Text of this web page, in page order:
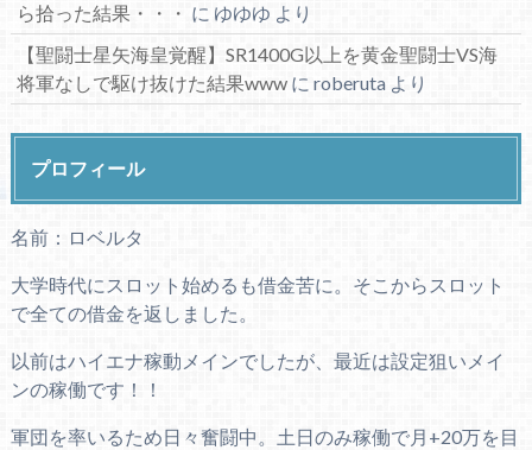
ら拾った結果・・・ に ゆゆゆ より
【聖闘士星矢海皇覚醒】SR1400G以上を黄金聖闘士VS海
将軍なしで駆け抜けた結果wwwに roberutaより
プロフィール
名前：ロベルタ
大学時代にスロット始めるも借金苦に。そこからスロット
で全ての借金を返しました。
以前はハイエナ稼動メインでしたが、最近は設定狙いメイ
ンの稼働です！！
軍団を率いるため日々奮闘中。土日のみ稼働で月+20万を目